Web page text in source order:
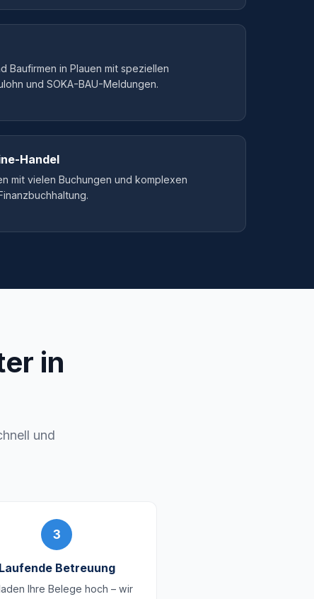
Baufirmen in Plauen mit speziellen
und SOKA-BAU-Meldungen.
Handel
mit vielen Buchungen und komplexen
in
und
3
Laufende Betreuung
Ihre Belege hoch – wir